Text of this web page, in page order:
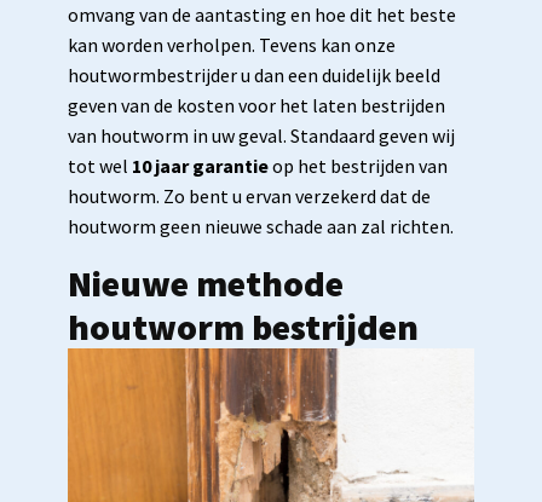
omvang van de aantasting en hoe dit het beste
kan worden verholpen. Tevens kan onze
houtwormbestrijder u dan een duidelijk beeld
geven van de kosten voor het laten bestrijden
van houtworm in uw geval. Standaard geven wij
tot wel 10 jaar garantieop het bestrijden van
houtworm. Zo bent u ervan verzekerd dat de
houtworm geen nieuwe schade aan zal richten.
Nieuwe methode
houtworm bestrijden